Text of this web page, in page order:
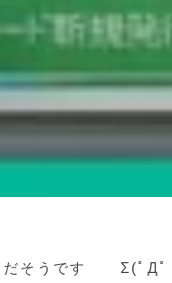
だそうです Σ(ﾟДﾟ